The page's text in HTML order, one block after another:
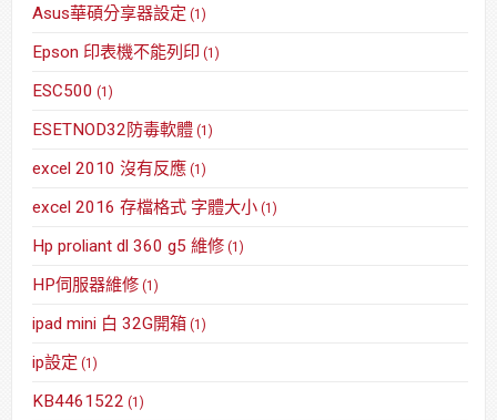
Asus華碩分享器設定 (1)
Epson 印表機不能列印 (1)
ESC500 (1)
ESETNOD32防毒軟體 (1)
excel 2010 沒有反應 (1)
excel 2016 存檔格式 字體大小 (1)
Hp proliant dl 360 g5 維修 (1)
HP伺服器維修 (1)
ipad mini 白 32G開箱 (1)
ip設定 (1)
KB4461522 (1)